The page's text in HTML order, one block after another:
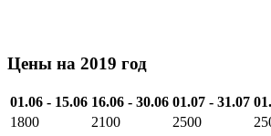
Цены на 2019 год
01.06 - 15.06 16.06 - 30.06 01.07 - 31.07
1800
2100 2500